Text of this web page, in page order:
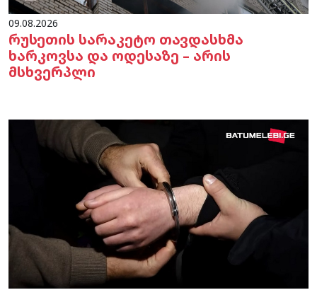
09.08.2026
რუსეთის სარაკეტო თავდასხმა
ხარკოვსა და ოდესაზე – არის
მსხვერპლი